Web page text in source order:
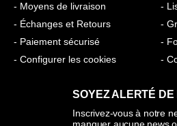
- Moyens de livraison
- Échanges et Retours
- Paiement sécurisé
- Configurer les cookies
-
-
-
-
SOYEZ ALERTÉ DE
Inscrivez-vous à notre